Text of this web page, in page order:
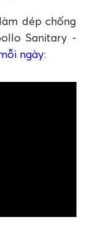
dép chống
Sanitary -
ngày: